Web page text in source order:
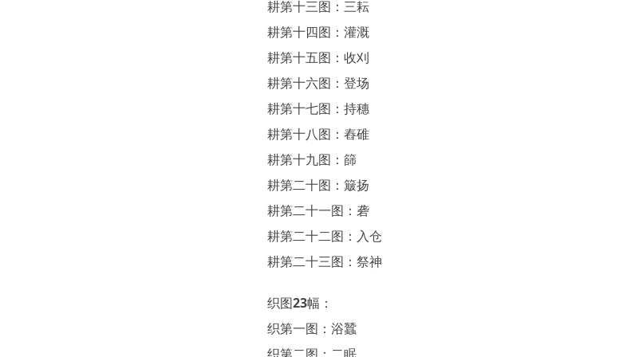
耕第十三图：三耘
耕第十四图：灌溉
耕第十五图：收刈
耕第十六图：登场
耕第十七图：持穗
耕第十八图：舂碓
耕第十九图：篩
耕第二十图：簸扬
耕第二十一图：砻
耕第二十二图：入仓
耕第二十三图：祭神
织图23幅：
织第一图：浴蠶